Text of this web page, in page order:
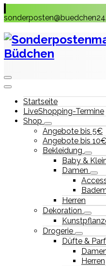
to
Startseite
LiveShopping-Termine
Shop
Angebote bis 5€
Angebote bis 10€
Bekleidung
Baby &
Damen
Herren
Dekoration
Drogerie
Düfte &
Herren